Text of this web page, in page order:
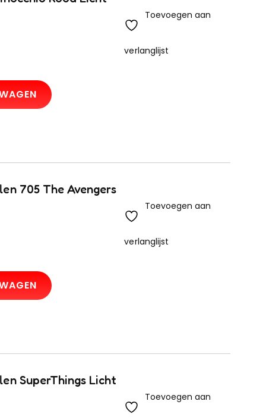
Toevoegen aan
verlanglijst
705 The Avengers
Toevoegen aan
verlanglijst
SuperThings Licht
Toevoegen aan